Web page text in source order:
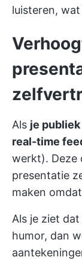
luisteren,
Als je
real-time
werkt). Deze
presentatie
maken
Als je ziet
humor, dan